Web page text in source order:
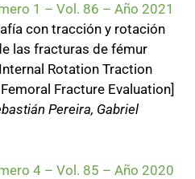
1 – Vol. 86 – Año 2021
con tracción y rotación
las fracturas de fémur
Rotation Traction
Fracture Evaluation]
Pereira, Gabriel
4 – Vol. 85 – Año 2020